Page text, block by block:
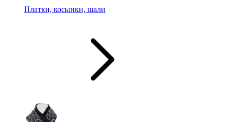
Платки, косынки, шали